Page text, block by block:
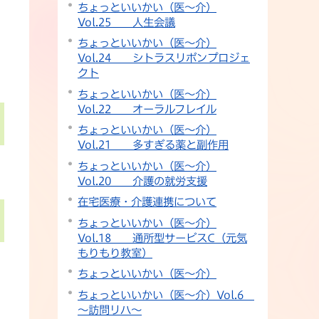
ちょっといいかい（医～介）
Vol.25 人生会議
ちょっといいかい（医～介）
Vol.24 シトラスリボンプロジェ
クト
ちょっといいかい（医～介）
Vol.22 オーラルフレイル
ちょっといいかい（医～介）
Vol.21 多すぎる薬と副作用
ちょっといいかい（医～介）
Vol.20 介護の就労支援
在宅医療・介護連携について
ちょっといいかい（医～介）
Vol.18 通所型サービスC（元気
もりもり教室）
ちょっといいかい（医～介）
ちょっといいかい（医～介）Vol.6
～訪問リハ～